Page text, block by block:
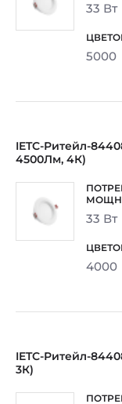
33 Вт
5000
IETC-Ритейл-
4500Лм, 4К)
33 Вт
4000
IETC-Ритейл-
3К)